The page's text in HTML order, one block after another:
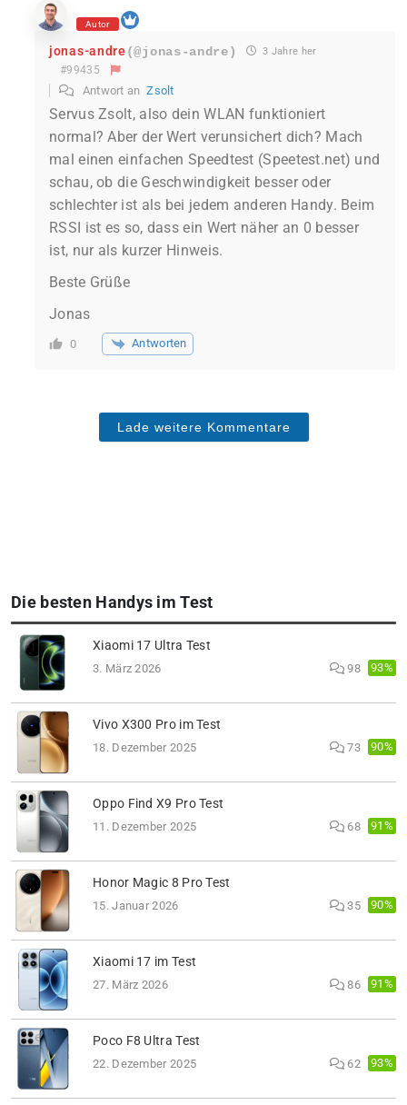
Autor
jonas-andre(@jonas-andre) 3 Jahre her
#99435
Antwort anZsolt
Servus Zsolt, also dein WLAN funktioniert
normal? Aber der Wert verunsichert dich? Mach
mal einen einfachen Speedtest (Speetest.net) und
schau, ob die Geschwindigkeit besser oder
schlechter ist als bei jedem anderen Handy. Beim
RSSI ist es so, dass ein Wert näher an 0 besser
ist, nur als kurzer Hinweis.
Beste Grüße
Jonas
0 Antworten
Lade weitere Kommentare
Die besten Handys im Test
Xiaomi 17 Ultra Test
3. März 2026 98 93%
Vivo X300 Pro im Test
18. Dezember 2025 73 90%
Oppo Find X9 Pro Test
11. Dezember 2025 68 91%
Honor Magic 8 Pro Test
15. Januar 2026 35 90%
Xiaomi 17 im Test
27. März 2026 86 91%
Poco F8 Ultra Test
22. Dezember 2025 62 93%